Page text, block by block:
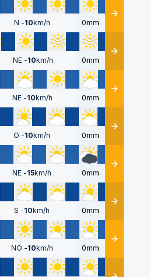
N -10km/h 0mm Détails
NE -10km/h 0mm Détails
NE -10km/h 0mm Détails
O -10km/h 0mm Détails
NE -15km/h 0mm Détails
S -10km/h 0mm Détails
NO -10km/h 0mm Détails